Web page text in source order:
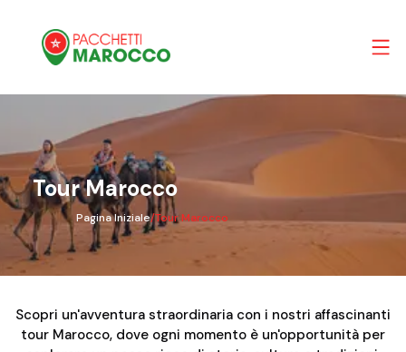
Tour Marocco
Pagina Iniziale/Tour Marocco
Scopri un'avventura straordinaria con i nostri affascinanti
tour Marocco, dove ogni momento è un'opportunità per